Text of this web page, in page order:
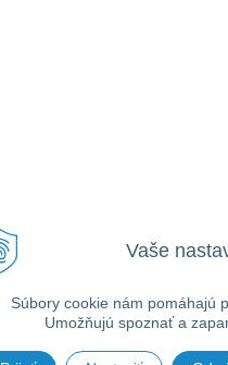
Vaše
Súbory cookie nám pomáhajú
Umožňujú spoznať a